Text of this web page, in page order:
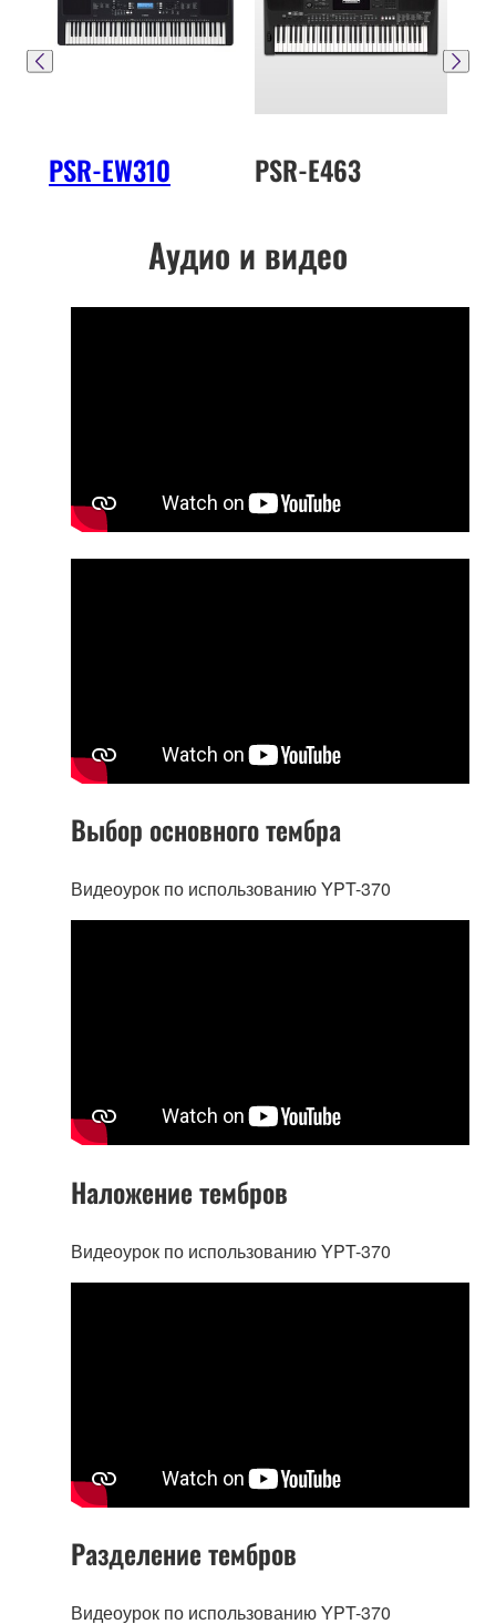
PSR-EW310 PSR-E463
Аудио и видео
Выбор основного тембра
Видеоурок по использованию YPT-370
Наложение тембров
Видеоурок по использованию YPT-370
Разделение тембров
Видеоурок по использованию YPT-370